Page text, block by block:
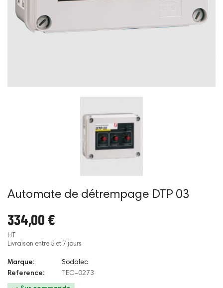
Automate de détrempage DTP 03
334,00 €
HT
Livraison entre 5 et 7 jours
Marque:
Sodalec
Reference:
TEC-0273